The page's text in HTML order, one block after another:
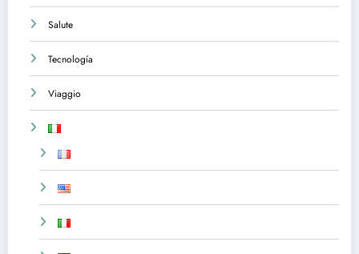
Salute
Tecnología
Viaggio